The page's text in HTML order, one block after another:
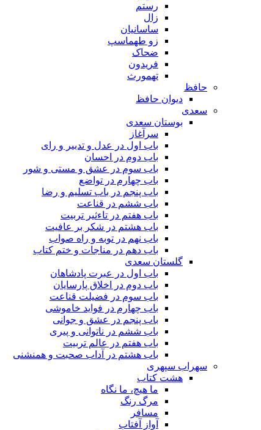
رستم
زال
ساسانیان
زو طهماسپ‏
ضحاک
فریدون
تهمورث
حافظ
دیوان حافظ
سعدی
بوستان سعدی
سرآغاز
باب اول در عدل و تدبیر و رای
باب دوم در احسان
باب سوم در عشق و مستی و شور
باب چهارم در تواضع
باب پنجم در باب تسلیم و رضا
باب ششم در قناعت
باب هفتم در تاءثیر تربیت
باب هشتم در شکر بر عافیت
باب نهم در توبه و راه صواب
باب دهم در مناجات و ختم کتاب
گلستان سعدی
باب اول در عبرت پادشاهان
باب دوم در اخلاق پارسایان
باب سوم در فضیلت قناعت
باب چهارم در فواید خاموشى
باب پنجم در عشق و جوانى
باب ششم در ناتوانى و پیرى
باب هفتم در عالم تربیت
باب هشتم در آداب صحبت و همنشنى
سهراب سپهری
هشت کتاب
ما هیچ، ما نگاه
مرگ رنگ
مسافر
آواز آفتاب